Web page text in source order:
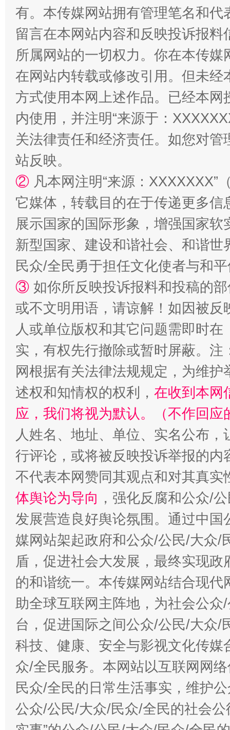
解纷+调解+退费，一次搞定
站台名比不上好声名
招工难、用工荒背后
有。本传媒网站拥有管理笔名和
留言在本网站内容和反映投诉报
所属网站的一切权力。你在本传
在网站内转载或修改引用。但未
方式使用本网上述作品。已经本
内使用，并注明“来源于：
关法律责任和经济责任。如您对
站反映。
② 凡本网注明“来源：
它媒体，转载目的在于传递更多
展示国家的国际形象，增强国家
新型国家、建设和谐社会、和谐
民众/全民勇于担任文化使者与和
③ 如你所反映投诉报料和投稿的
或不文明用语，请谅解！如因被
人或单位版权和其它问题需即时在
实，有权先行撤除或暂时屏蔽。
网根据有关法律法规规定，为维
述权和知情权的权利， 在收到本网
应，我们将视为默认。（不作回应
人姓名、地址、单位、实名公布
行评论，或将被反映投诉举报的
不代表本网赞同其观点和对其真实
体舆论为导向 ，强化反腐和公众/
发展营造良好舆论氛围。通过中
媒网站架起政府和公众/公民/大众/
盾，促进社会大发展，最终实现
的和谐统一。本传媒网站结合现
助全球互联网主阵地，为社会公
台，促进国际之间公众/公民/大众/
科技、健康、安全与影视文化传
众/全民服务。本网站以互联网网
民众/全民的日常生活事实，维护
公众/公民/大众/民众/全民的社会公